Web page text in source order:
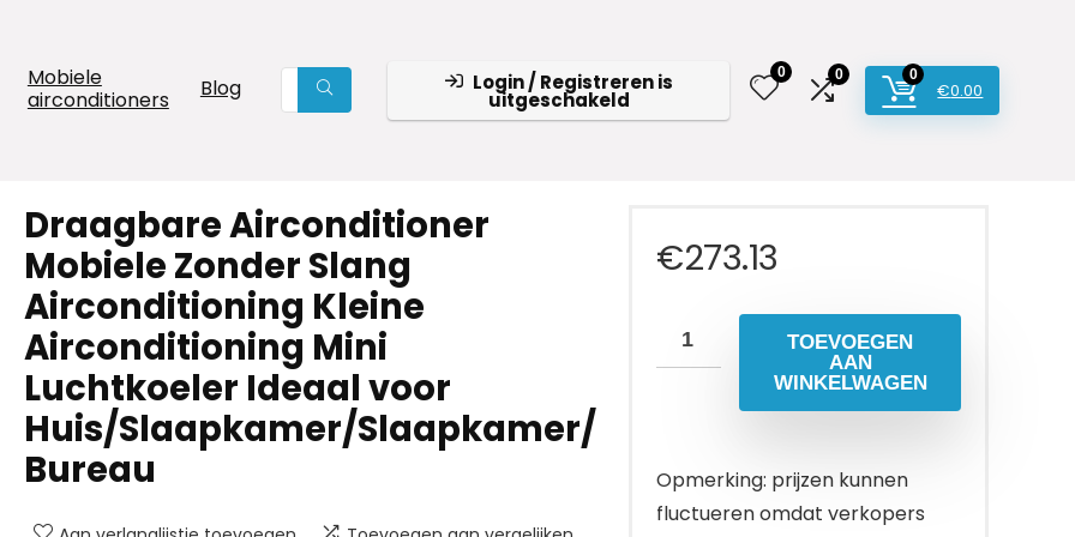
Mobiele
airconditioners
Blog Login / Registreren is
uitgeschakeld
0 0 0
€0.00
Draagbare Airconditioner
Mobiele Zonder Slang
Airconditioning Kleine
Airconditioning Mini
Luchtkoeler Ideaal voor
Huis/Slaapkamer/Slaapkamer/
Bureau
€273.13
TOEVOEGEN
AAN
WINKELWAGEN
Opmerking: prijzen kunnen
fluctueren omdat verkopers